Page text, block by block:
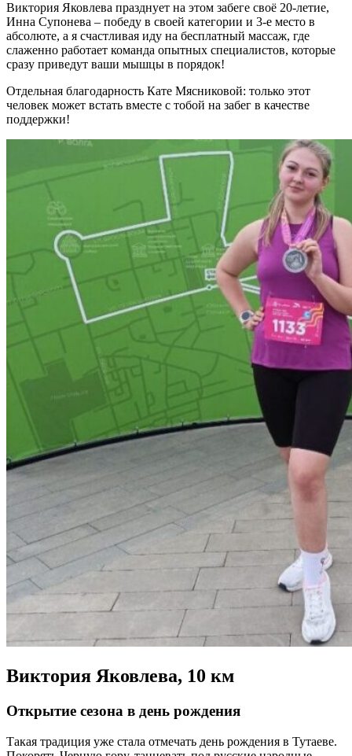
Виктория Яковлева празднует на этом забеге своё 20-летие,
Инна Супонева – победу в своей категории и 3-е место в
абсолюте, а я счастливая иду на бесплатный массаж, где
слаженно работает команда опытных специалистов, которые
сразу приведут ваши мышцы в порядок!
Отдельная благодарность Кате Мясниковой: только этот
человек может встать вместе с тобой на забег в качестве
поддержки!
Виктория Яковлева, 10 км
Открытие сезона в день рождения
Такая традиция уже стала отмечать день рождения в Тутаеве.